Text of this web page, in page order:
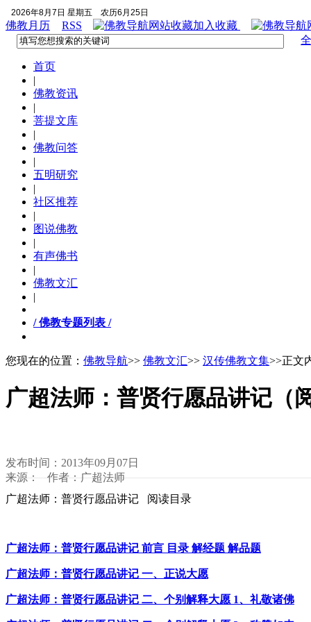
2026年8月7日 星期五 农历6月25日
佛教月历 RSS 加入收藏
首页
|
佛教资讯
|
菩提文库
|
佛教问答
|
五明研究
|
社区推荐
|
图说佛教
|
有声佛书
|
佛教文汇
|
/ 佛教专题列表 /
您现在的位置： 佛教导航>> 佛教文汇>> 汉传佛教文集>>正文
广超法师：普贤行愿品讲记（
发布时间：2013年09月07日
来源： 作者：广超法师
广超法师：普贤行愿品讲记 阅读目录
广超法师：普贤行愿品讲记 前言 目录 解经题 解品题
广超法师：普贤行愿品讲记 一、正说大愿
广超法师：普贤行愿品讲记 二、个别解释大愿 1、礼敬诸佛